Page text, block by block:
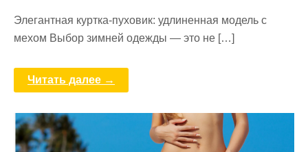
Элегантная куртка-пуховик: удлиненная модель с
мехом Выбор зимней одежды — это не […]
Читать далее →